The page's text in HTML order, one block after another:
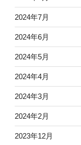
2024年7月
2024年6月
2024年5月
2024年4月
2024年3月
2024年2月
2023年12月